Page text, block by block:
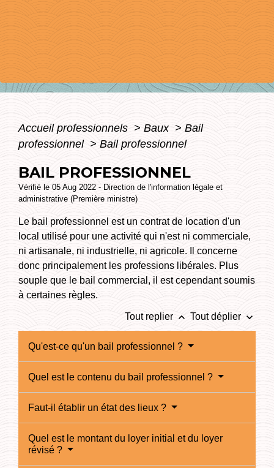
Accueil professionnels > Baux > Bail
professionnel > Bail professionnel
BAIL PROFESSIONNEL
Vérifié le 05 Aug 2022 - Direction de l'information légale et
administrative (Première ministre)
Le bail professionnel est un contrat de location d'un
local utilisé pour une activité qui n'est ni commerciale,
ni artisanale, ni industrielle, ni agricole. Il concerne
donc principalement les professions libérales. Plus
souple que le bail commercial, il est cependant soumis
à certaines règles.
Tout replier keyboard_arrow_up Tout déplier keyboard_arrow_down
Qu'est-ce qu'un bail professionnel ?
Quel est le contenu du bail professionnel ?
Faut-il établir un état des lieux ?
Quel est le montant du loyer initial et du loyer
révisé ?